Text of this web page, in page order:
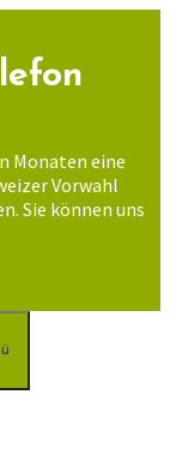
Monaten eine
Vorwahl
Sie können uns